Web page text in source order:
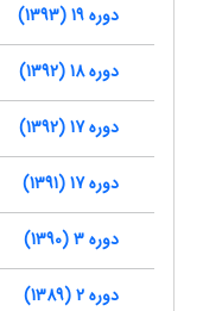
دوره 19 (1393)
دوره 18 (1392)
دوره 17 (1392)
دوره 17 (1391)
دوره 3 (1390)
دوره 2 (1389)